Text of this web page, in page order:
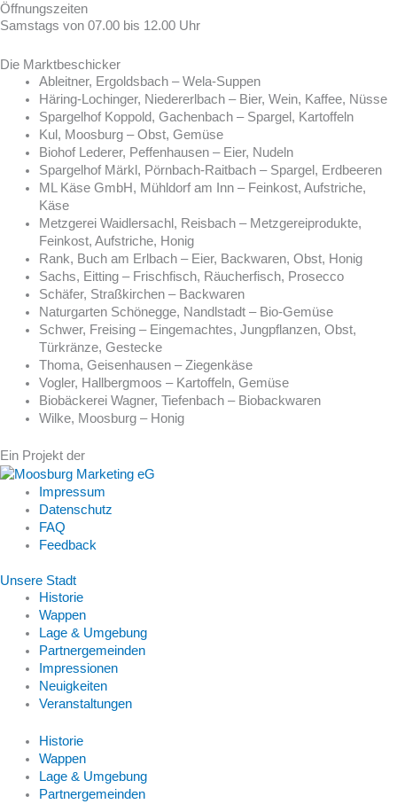
Öffnungszeiten
Samstags von 07.00 bis 12.00 Uhr
Die Marktbeschicker
Ableitner, Ergoldsbach – Wela-Suppen
Häring-Lochinger, Niedererlbach – Bier, Wein, Kaffee, Nüsse
Spargelhof Koppold, Gachenbach – Spargel, Kartoffeln
Kul, Moosburg – Obst, Gemüse
Biohof Lederer, Peffenhausen – Eier, Nudeln
Spargelhof Märkl, Pörnbach-Raitbach – Spargel, Erdbeeren
ML Käse GmbH, Mühldorf am Inn – Feinkost, Aufstriche,
Käse
Metzgerei Waidlersachl, Reisbach – Metzgereiprodukte,
Feinkost, Aufstriche, Honig
Rank, Buch am Erlbach – Eier, Backwaren, Obst, Honig
Sachs, Eitting – Frischfisch, Räucherfisch, Prosecco
Schäfer, Straßkirchen – Backwaren
Naturgarten Schönegge, Nandlstadt – Bio-Gemüse
Schwer, Freising – Eingemachtes, Jungpflanzen, Obst,
Türkränze, Gestecke
Thoma, Geisenhausen – Ziegenkäse
Vogler, Hallbergmoos – Kartoffeln, Gemüse
Biobäckerei Wagner, Tiefenbach – Biobackwaren
Wilke, Moosburg – Honig
Ein Projekt der
Impressum
Datenschutz
FAQ
Feedback
Unsere Stadt
Historie
Wappen
Lage & Umgebung
Partnergemeinden
Impressionen
Neuigkeiten
Veranstaltungen
Historie
Wappen
Lage & Umgebung
Partnergemeinden